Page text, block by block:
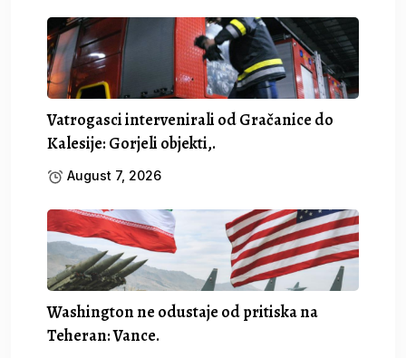
Vatrogasci intervenirali od Gračanice do
Kalesije: Gorjeli objekti,.
August 7, 2026
Washington ne odustaje od pritiska na
Teheran: Vance.